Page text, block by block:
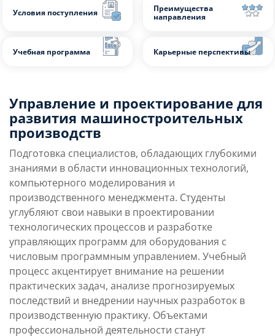
Платные места
Условия поступления Преимущества
направления
Учебная программа Карьерные
Управление и проектирование для
развития машиностроительных
производств
Подготовка специалистов, обладающих глубокими
знаниями в области инновационных технологий,
компьютерного моделирования и
производственного менеджмента. Студенты
углубляют свои навыки в проектировании
технологических процессов и разработке
управляющих программ для оборудования с
числовым программным управлением. Учебный
процесс акцентирует внимание на решении
практических задач, анализе прогнозируемых
последствий и внедрении научных разработок в
производственную практику. Объектами
профессиональной деятельности станут